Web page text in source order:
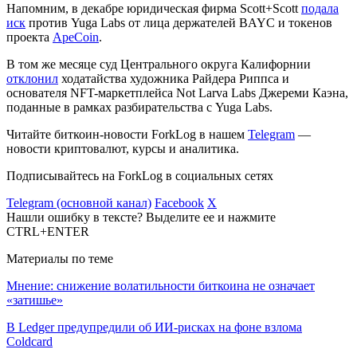
Напомним, в декабре юридическая фирма Scott+Scott подала
иск против Yuga Labs от лица держателей BAYC и токенов
проекта ApeCoin.
В том же месяце суд Центрального округа Калифорнии
отклонил ходатайства художника Райдера Риппса и
основателя NFT-маркетплейса Not Larva Labs Джереми Каэна,
поданные в рамках разбирательства с Yuga Labs.
Читайте биткоин-новости ForkLog в нашем Telegram —
новости криптовалют, курсы и аналитика.
Подписывайтесь на ForkLog в социальных сетях
Telegram (основной канал) Facebook X
Нашли ошибку в тексте? Выделите ее и нажмите
CTRL+ENTER
Материалы по теме
Мнение: снижение волатильности биткоина не означает
«затишье»
В Ledger предупредили об ИИ-рисках на фоне взлома
Coldcard